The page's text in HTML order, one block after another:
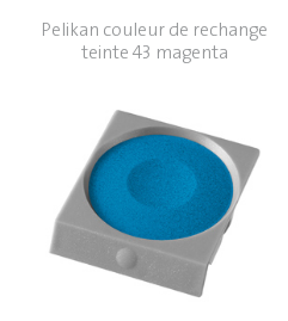
Pelikan couleur de rechange
teinte 43 magenta